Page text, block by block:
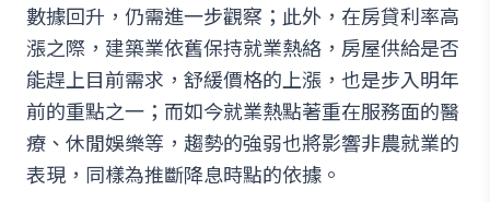
數據回升，仍需進一步觀察；此外，在房貸利率高
漲之際，建築業依舊保持就業熱絡，房屋供給是否
能趕上目前需求，舒緩價格的上漲，也是步入明年
前的重點之一；而如今就業熱點著重在服務面的醫
療、休閒娛樂等，趨勢的強弱也將影響非農就業的
表現，同樣為推斷降息時點的依據。